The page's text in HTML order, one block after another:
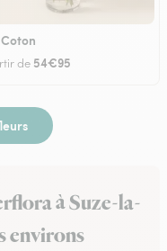
de 54€95
à Suze-la-
environs